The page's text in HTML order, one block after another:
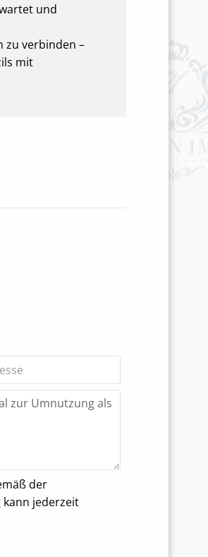
und
zu verbinden –
mit
der
kann jederzeit